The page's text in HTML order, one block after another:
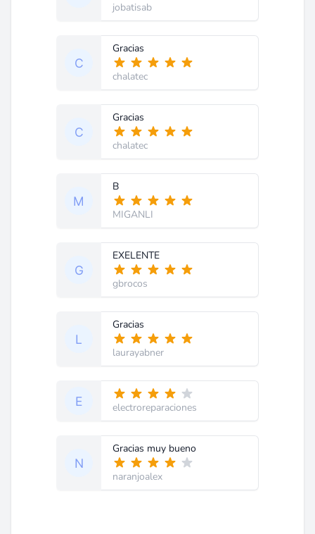
jobatisab
Gracias
chalatec
Gracias
chalatec
B
MIGANLI
EXELENTE
gbrocos
Gracias
laurayabner
electroreparaciones
Gracias muy bueno
naranjoalex